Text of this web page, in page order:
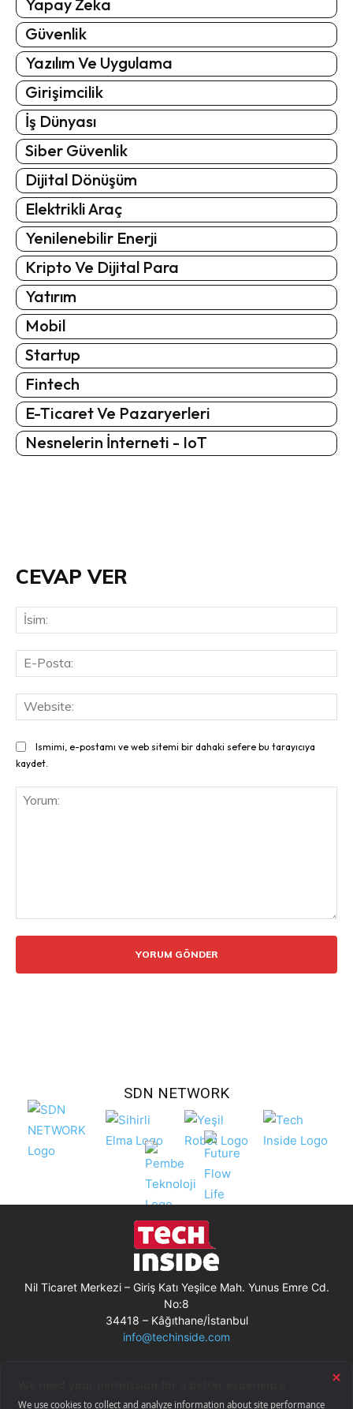
Yapay Zeka
Güvenlik
Yazılım Ve Uygulama
Girişimcilik
İş Dünyası
Siber Güvenlik
Dijital Dönüşüm
Elektrikli Araç
Yenilenebilir Enerji
Kripto Ve Dijital Para
Yatırım
Mobil
Startup
Fintech
E-Ticaret Ve Pazaryerleri
Nesnelerin İnterneti - IoT
CEVAP VER
Ismimi, e-postamı ve web sitemi bir dahaki sefere bu tarayıcıya
kaydet.
SDN NETWORK
Nil Ticaret Merkezi – Giriş Katı Yeşilce Mah. Yunus Emre Cd.
No:8
34418 – Kâğıthane/İstanbul
info@techinside.com
Gizlilik Bildirimi